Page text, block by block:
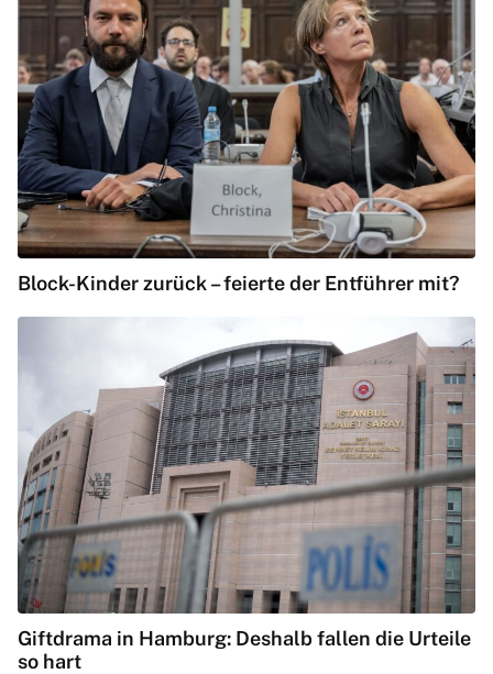
Block-Kinder zurück – feierte der Entführer mit?
Giftdrama in Hamburg: Deshalb fallen die Urteile
so hart